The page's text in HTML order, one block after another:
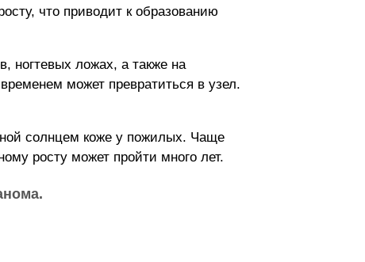
что приводит к образованию
ногтевых ложах, а также на
может превратиться в узел.
солнцем коже у пожилых. Чаще
росту может пройти много лет.